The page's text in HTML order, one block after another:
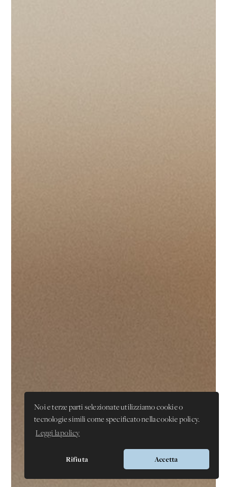
Noi e terze parti selezionate utilizziamo cookie o
tecnologie simili come specificato nella cookie policy.
Leggi la policy
Rifiuta Accetta